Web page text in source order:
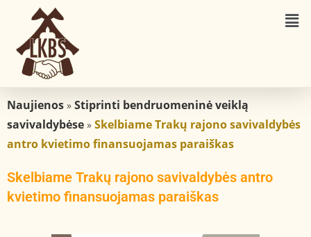
Naujienos » Stiprinti bendruomeninė veiklą
savivaldybėse » Skelbiame Trakų rajono savivaldybės
antro kvietimo finansuojamas paraiškas
Skelbiame Trakų rajono savivaldybės antro
kvietimo finansuojamas paraiškas